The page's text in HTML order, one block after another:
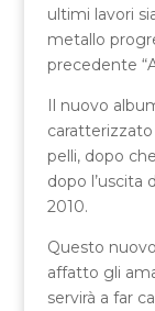
ultimi lavori
metallo
precedente
Il nuovo
pelli, dopo
dopo l’uscita
2010.
Questo
affatto gli
servirà a far